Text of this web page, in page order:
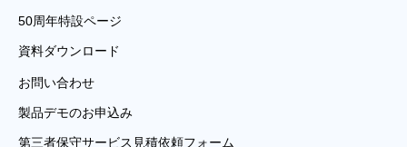
50周年特設ページ
資料ダウンロード
お問い合わせ
製品デモのお申込み
第三者保守サービス見積依頼フォーム